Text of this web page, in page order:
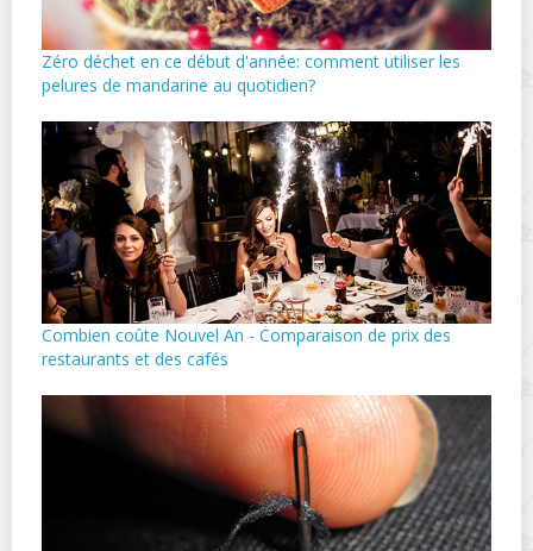
Zéro déchet en ce début d'année: comment utiliser les
pelures de mandarine au quotidien?
Combien coûte Nouvel An - Comparaison de prix des
restaurants et des cafés